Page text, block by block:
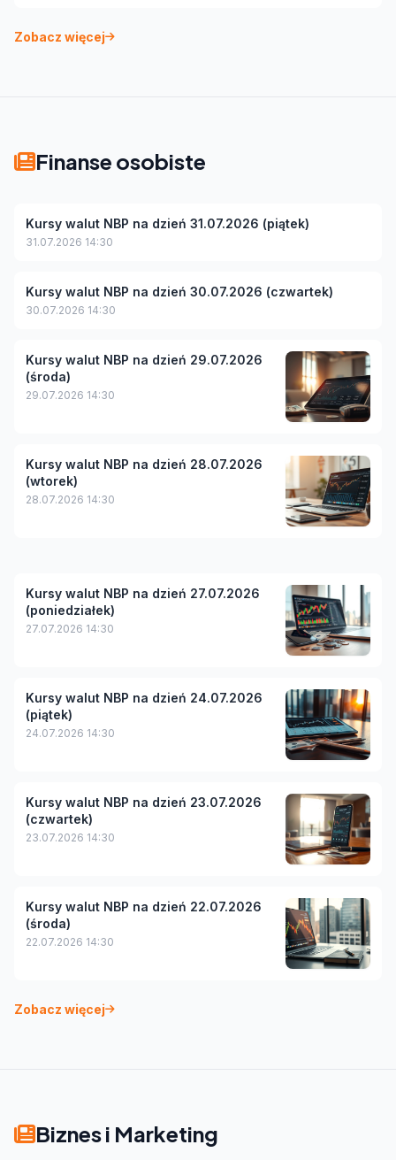
Zobacz więcej
Finanse osobiste
Kursy walut NBP na dzień 31.07.2026 (piątek)
31.07.2026 14:30
Kursy walut NBP na dzień 30.07.2026 (czwartek)
30.07.2026 14:30
Kursy walut NBP na dzień 29.07.2026
(środa)
29.07.2026 14:30
Kursy walut NBP na dzień 28.07.2026
(wtorek)
28.07.2026 14:30
Kursy walut NBP na dzień 27.07.2026
(poniedziałek)
27.07.2026 14:30
Kursy walut NBP na dzień 24.07.2026
(piątek)
24.07.2026 14:30
Kursy walut NBP na dzień 23.07.2026
(czwartek)
23.07.2026 14:30
Kursy walut NBP na dzień 22.07.2026
(środa)
22.07.2026 14:30
Zobacz więcej
Biznes i Marketing